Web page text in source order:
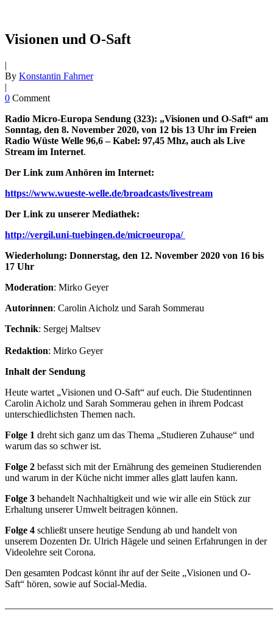
Visionen und O-Saft
|
By Konstantin Fahrner
|
0 Comment
Radio Micro-Europa Sendung (323): „Visionen und O-Saft“ am
Sonntag, den 8. November 2020, von 12 bis 13 Uhr im Freien
Radio Wüste Welle 96,6 – Kabel: 97,45 Mhz, auch als Live
Stream im Internet.
Der Link zum Anhören im Internet:
https://www.wueste-welle.de/broadcasts/livestream
Der Link zu unserer Mediathek:
http://vergil.uni-tuebingen.de/microeuropa/
Wiederholung: Donnerstag, den 12. November 2020 von 16 bis
17 Uhr
Moderation: Mirko Geyer
Autorinnen: Carolin Aicholz und Sarah Sommerau
Technik: Sergej Maltsev
Redaktion: Mirko Geyer
Inhalt der Sendung
Heute wartet „Visionen und O-Saft“ auf euch. Die Studentinnen
Carolin Aicholz und Sarah Sommerau gehen in ihrem Podcast
unterschiedlichsten Themen nach.
Folge 1 dreht sich ganz um das Thema „Studieren Zuhause“ und
warum das so schwer ist.
Folge 2 befasst sich mit der Ernährung des gemeinen Studierenden
und warum in der Küche nicht immer alles glatt laufen kann.
Folge 3 behandelt Nachhaltigkeit und wie wir alle ein Stück zur
Erhaltung unserer Umwelt beitragen können.
Folge 4 schließt unsere heutige Sendung ab und handelt von
unserem Dozenten Dr. Ulrich Hägele und seinen Erfahrungen in der
Videolehre seit Corona.
Den gesamten Podcast könnt ihr auf der Seite „Visionen und O-
Saft“ hören, sowie auf Social-Media.